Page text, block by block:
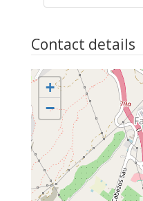
Contact details
+
−